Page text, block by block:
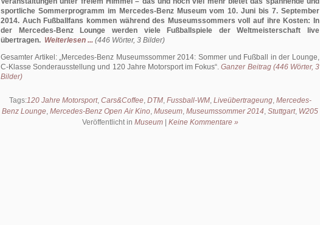
sportliche Sommerprogramm im Mercedes-Benz Museum vom 10. Juni bis 7. September
2014. Auch Fußballfans kommen während des Museumssommers voll auf ihre Kosten: In
der Mercedes-Benz Lounge werden viele Fußballspiele der Weltmeisterschaft live
übertragen. Weiterlesen ... (446 Wörter, 3 Bilder)
Gesamter Artikel: Mercedes-Benz Museumssommer 2014: Sommer und Fußball in der Lounge,
C-Klasse Sonderausstellung und 120 Jahre Motorsport im Fokus .Ganzer Beitrag (446 Wörter, 3
Bilder)
Tags:120 Jahre Motorsport, Cars&Coffee, DTM, Fussball-WM, Liveübertrageung, Mercedes-
Benz Lounge, Mercedes-Benz Open Air Kino, Museum, Museumssommer 2014, Stuttgart, W205
Veröffentlicht in Museum| Keine Kommentare »